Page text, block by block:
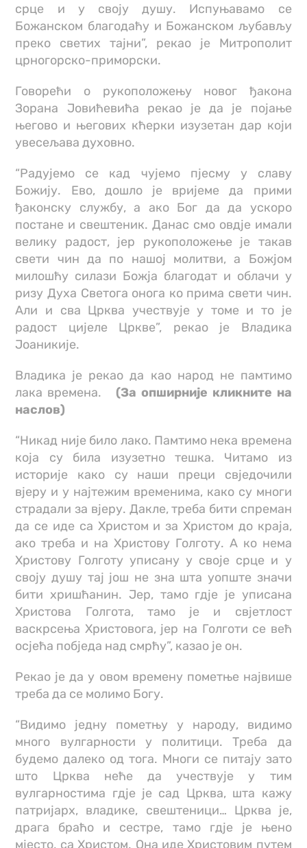
срце и у своју душу. Испуњавамо се
Божанском благодаћу и Божанском љубављу
преко светих тајни”, рекао је Митрополит
црногорско-приморски.
Говорећи о рукоположењу новог ђакона
Зорана Јовићевића рекао је да је појање
његово и његових кћерки изузетан дар који
увесељава духовно.
“Радујемо се кад чујемо пјесму у славу
Божију. Ево, дошло је вријеме да прими
ђаконску службу, а ако Бог да да ускоро
постане и свештеник. Данас смо овдје имали
велику радост, јер рукоположење је такав
свети чин да по нашој молитви, а Божјом
милошћу силази Божја благодат и облачи у
ризу Духа Светога онога ко прима свети чин.
Али и сва Црква учествује у томе и то је
радост цијеле Цркве”, рекао је Владика
Јоаникије.
Владика је рекао да као народ не памтимо
лака времена. (За опширније кликните на
наслов)
“Никад није било лако. Памтимо нека времена
која су била изузетно тешка. Читамо из
историје како су наши преци свједочили
вјеру и у најтежим временима, како су многи
страдали за вјеру. Дакле, треба бити спреман
да се иде са Христом и за Христом до краја,
ако треба и на Христову Голготу. А ко нема
Христову Голготу уписану у своје срце и у
своју душу тај још не зна шта уопште значи
бити хришћанин. Јер, тамо гдје је уписана
Христова Голгота, тамо је и свјетлост
васкрсења Христовога, јер на Голготи се већ
осјећа побједа над смрћу”, казао је он.
Рекао је да у овом времену пометње највише
треба да се молимо Богу.
“Видимо једну пометњу у народу, видимо
много вулгарности у политици. Треба да
будемо далеко од тога. Многи се питају зато
што Црква неће да учествује у тим
вулгарностима гдје је сад Црква, шта кажу
патријарх, владике, свештеници… Црква је,
драга браћо и сестре, тамо гдје је њено
мјесто, са Христом. Она иде Христовим путем